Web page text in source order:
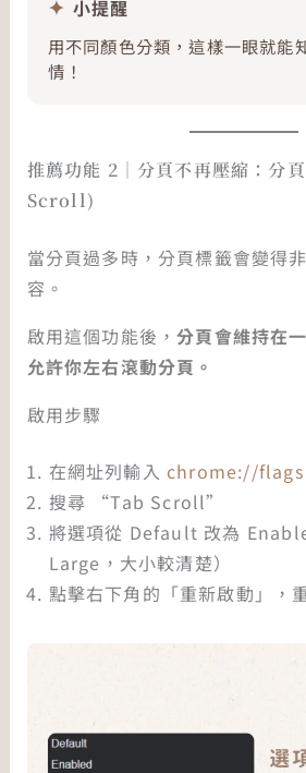
小提醒
用不同顏色分類，這樣一眼就能
情！
推薦功能 2｜分頁不再壓縮：分
Scroll)
當分頁過多時，分頁標籤會變得
容。
啟用這個功能後，分頁會維持在
允許你左右滾動分頁。
啟用步驟
在網址列輸入 chrome://flags
搜尋 “Tab Scroll”
將選項從 Default 改為
Large，大小較清楚）
點擊右下角的「重新啟動」，